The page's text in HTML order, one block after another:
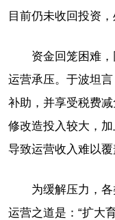
目前仍未收回投资，
资金回笼困难
运营承压。于波坦
补助，并享受税费
修改造投入较大，
导致运营收入难以覆
为缓解压力，
运营之道是：“扩大